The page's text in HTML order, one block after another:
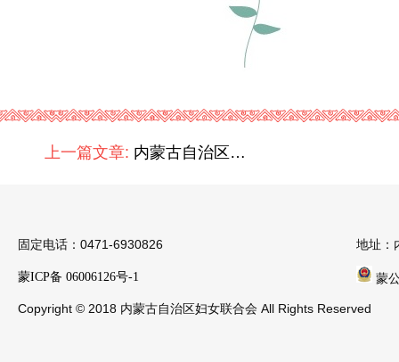
上一篇文章: 内蒙古自治区妇女儿童中心开展“学习防灾避险知识 守护生命安全”主题党日活动
固定电话：0471-6930826 地址：
蒙ICP备 06006126号-1 蒙
Copyright © 2018 内蒙古自治区妇女联合会 All Rights Reserved